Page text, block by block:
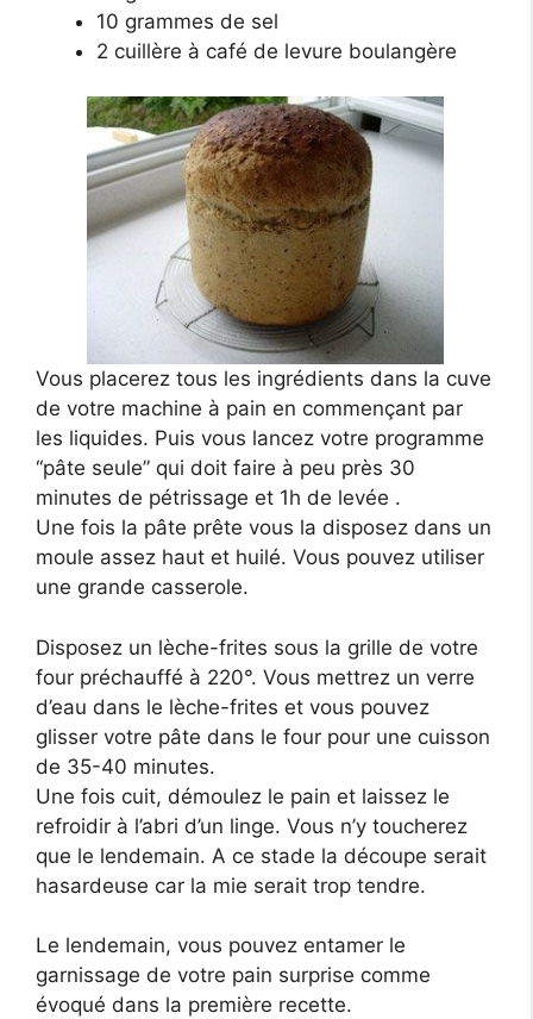
10 grammes de sel
2 cuillère à café de levure boulangère
Vous placerez tous les ingrédients dans la cuve
de votre machine à pain en commençant par
les liquides. Puis vous lancez votre programme
“pâte seule” qui doit faire à peu près 30
minutes de pétrissage et 1h de levée .
Une fois la pâte prête vous la disposez dans un
moule assez haut et huilé. Vous pouvez utiliser
une grande casserole.
Disposez un lèche-frites sous la grille de votre
four préchauffé à 220°. Vous mettrez un verre
d’eau dans le lèche-frites et vous pouvez
glisser votre pâte dans le four pour une cuisson
de 35-40 minutes.
Une fois cuit, démoulez le pain et laissez le
refroidir à l’abri d’un linge. Vous n’y toucherez
que le lendemain. A ce stade la découpe serait
hasardeuse car la mie serait trop tendre.
Le lendemain, vous pouvez entamer le
garnissage de votre pain surprise comme
évoqué dans la première recette.